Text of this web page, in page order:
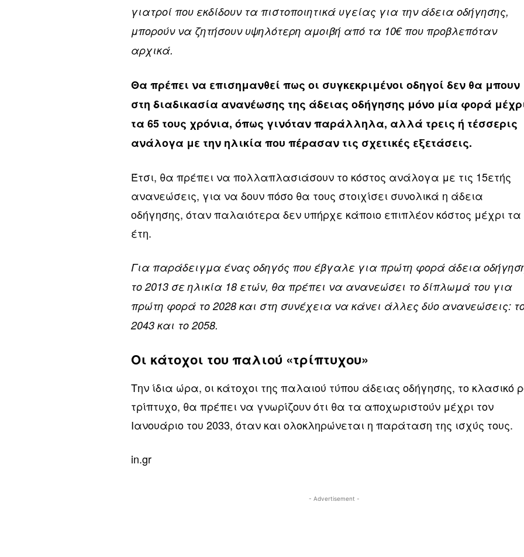
γιατροί που εκδίδουν τα πιστοποιητικά υγείας για την άδεια οδήγησης,
μπορούν να ζητήσουν υψηλότερη αμοιβή από τα 10€ που προβλεπόταν
αρχικά.
Θα πρέπει να επισημανθεί πως οι συγκεκριμένοι οδηγοί δεν θα μπουν
στη διαδικασία ανανέωσης της άδειας οδήγησης μόνο μία φορά
τα 65 τους χρόνια, όπως γινόταν παράλληλα, αλλά τρεις ή τέσσερις
ανάλογα με την ηλικία που πέρασαν τις σχετικές εξετάσεις.
Έτσι, θα πρέπει να πολλαπλασιάσουν το κόστος ανάλογα με τις 15ετής
ανανεώσεις, για να δουν πόσο θα τους στοιχίσει συνολικά η άδεια
οδήγησης, όταν παλαιότερα δεν υπήρχε κάποιο επιπλέον κόστος μέχρι τα
έτη.
Για παράδειγμα ένας οδηγός που έβγαλε για πρώτη φορά άδεια
το 2013 σε ηλικία 18 ετών, θα πρέπει να ανανεώσει το δίπλωμά του για
πρώτη φορά το 2028 και στη συνέχεια να κάνει άλλες δύο ανανεώσεις:
2043 και το 2058.
Οι κάτοχοι του παλιού «τρίπτυχου»
Την ίδια ώρα, οι κάτοχοι της παλαιού τύπου άδειας οδήγησης, το κλασικό
τρίπτυχο, θα πρέπει να γνωρίζουν ότι θα τα αποχωριστούν μέχρι τον
Ιανουάριο του 2033, όταν και ολοκληρώνεται η παράταση της ισχύς τους.
in.gr
- Advertisement -